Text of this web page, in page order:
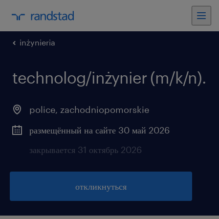
inżynieria
technolog/inżynier (m/k/n).
police, zachodniopomorskie
размещённый на сайте 30 май 2026
закрывается 31 октябрь 2026
откликнуться